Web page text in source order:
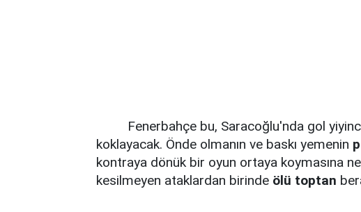
Fenerbahçe bu, Saracoğlu'nda gol
koklayacak. Önde olmanın ve baskı yemenin
kontraya dönük bir oyun ortaya koymasına
kesilmeyen ataklardan birinde ölü toptan